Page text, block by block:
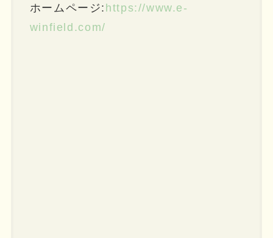
ホームページ: https://www.e-
winfield.com/